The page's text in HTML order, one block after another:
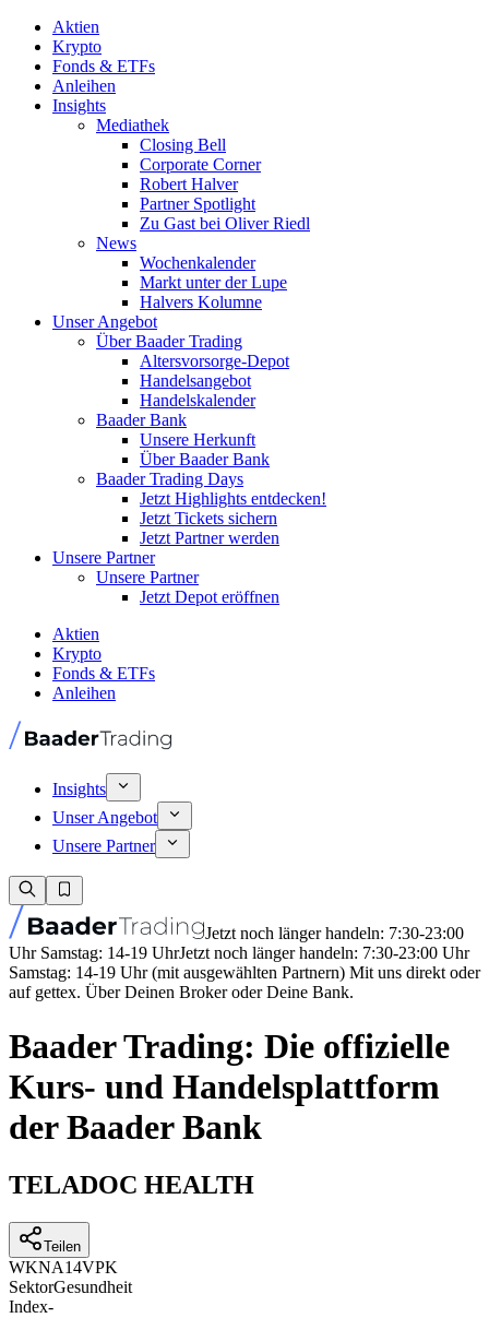
Aktien
Krypto
Fonds & ETFs
Anleihen
Insights
Mediathek
Closing Bell
Corporate Corner
Robert Halver
Partner Spotlight
Zu Gast bei Oliver Riedl
News
Wochenkalender
Markt unter der Lupe
Halvers Kolumne
Unser Angebot
Über Baader Trading
Altersvorsorge-Depot
Handelsangebot
Handelskalender
Baader Bank
Unsere Herkunft
Über Baader Bank
Baader Trading Days
Jetzt Highlights entdecken!
Jetzt Tickets sichern
Jetzt Partner werden
Unsere Partner
Unsere Partner
Jetzt Depot eröffnen
Aktien
Krypto
Fonds & ETFs
Anleihen
Insights
Unser Angebot
Unsere Partner
Jetzt noch länger handeln: 7:30-23:00
Uhr Samstag: 14-19 UhrJetzt noch länger handeln: 7:30-23:00 Uhr
Samstag: 14-19 Uhr (mit ausgewählten Partnern) Mit uns direkt oder
auf gettex. Über Deinen Broker oder Deine Bank.
Baader Trading: Die offizielle
Kurs- und Handelsplattform
der Baader Bank
TELADOC HEALTH
Teilen
WKNA14VPK
SektorGesundheit
Index-